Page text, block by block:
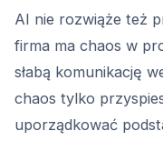
AI nie rozwiąże też
firma ma chaos w
słabą komunikację
chaos tylko
uporządkować